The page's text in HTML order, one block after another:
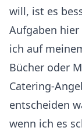
will, ist es
Aufgaben
ich auf
Bücher oder
Catering-
entscheiden
wenn ich es